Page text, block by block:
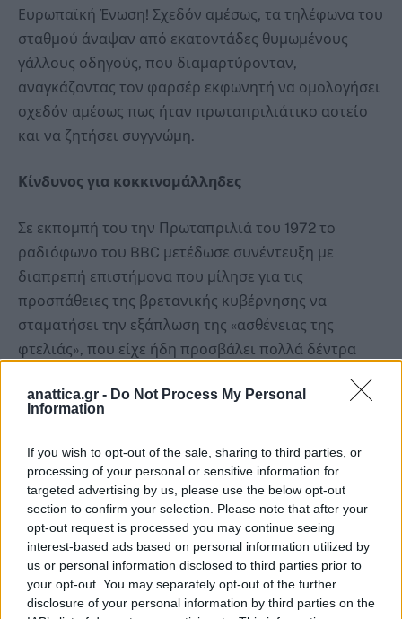
anattica.gr - Do Not Process My Personal
Information
If you wish to opt-out of the sale, sharing to third parties, or
processing of your personal or sensitive information for
targeted advertising by us, please use the below opt-out
section to confirm your selection. Please note that after your
opt-out request is processed you may continue seeing
interest-based ads based on personal information utilized by
us or personal information disclosed to third parties prior to
your opt-out. You may separately opt-out of the further
disclosure of your personal information by third parties on the
Ευρωπαϊκή Ένωση! Σχεδόν αμέσως, τα τηλέφωνα του
σταθμού άναψαν από εκατοντάδες θυμωμένους
γάλλους οδηγούς, που διαμαρτύρονταν,
αναγκάζοντας τον φαρσέρ εκφωνητή να ομολογήσει
σχεδόν αμέσως πως ήταν πρωταπριλιάτικο αστείο
και να ζητήσει συγγνώμη.
Κίνδυνος για κοκκινομάλληδες
Σε εκπομπή του την Πρωταπριλιά του 1972 το
ραδιόφωνο του BBC μετέδωσε συνέντευξη με
διαπρεπή επιστήμονα που μίλησε για τις
προσπάθειες της βρετανικής κυβέρνησης να
σταματήσει την εξάπλωση της «ασθένειας της
φτελιάς», που είχε ήδη προσβάλει πολλά δέντρα
εκπληκτική ανακάλυψη σχετικά με την ασθένεια
πάθαινε ανοσία στο… κρυολόγημα! Υπήρχαν όμως
και παρενέργειες: Αν αυτός που πλησίαζε τα
άρρωστα δέντρα ήταν κοκκινομάλλης, μετά από λίγο
τα μαλλιά του αποκτούσαν κίτρινο χρώμα! Αυτό
οφειλόταν, λέει, σε μια ομοιότητα που υπήρχε στο
αίμα των κοκκινομάλληδων και στο χώμα όπου
φύτρωναν τα άρρωστα δέντρα. Γι’ αυτό συνιστούσε